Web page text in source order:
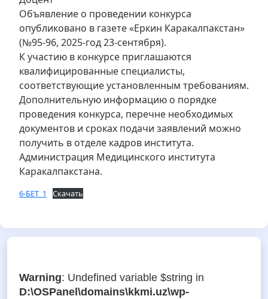
Объявление о проведении конкурса
опубликовано в газете «Еркин Каракалпакстан»
(№95-96, 2025-год 23-сентября).
К участию в конкурсе приглашаются
квалифицированные специалисты,
соответствующие установленным требованиям.
Дополнительную информацию о порядке
проведения конкурса, перечне необходимых
документов и сроках подачи заявлений можно
получить в отделе кадров института.
Администрация Медицинского института
Каракалпакстана.
6-БЕТ_1 Скачать
Warning: Undefined variable $string in
D:\OSPanel\domains\kkmi.uz\wp-